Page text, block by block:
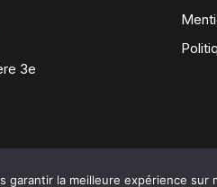
3e
garantir la meilleure expérience sur